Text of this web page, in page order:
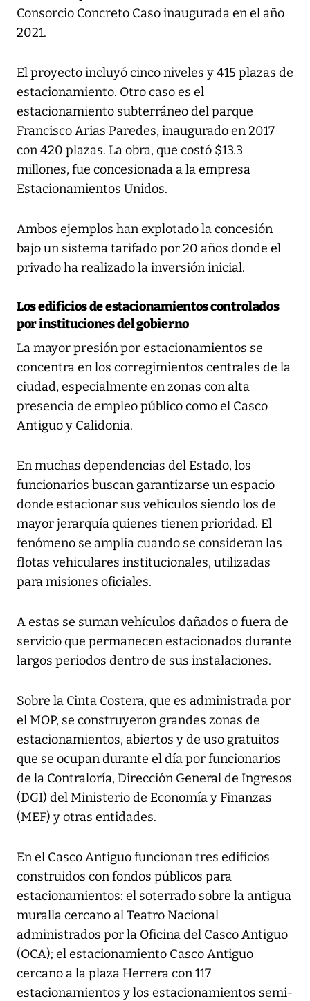
Consorcio Concreto Caso inaugurada en el año
2021.
El proyecto incluyó cinco niveles y 415 plazas de
estacionamiento. Otro caso es el
estacionamiento subterráneo del parque
Francisco Arias Paredes, inaugurado en 2017
con 420 plazas. La obra, que costó $13.3
millones, fue concesionada a la empresa
Estacionamientos Unidos.
Ambos ejemplos han explotado la concesión
bajo un sistema tarifado por 20 años donde el
privado ha realizado la inversión inicial.
Los edificios de estacionamientos controlados
por instituciones del gobierno
La mayor presión por estacionamientos se
concentra en los corregimientos centrales de la
ciudad, especialmente en zonas con alta
presencia de empleo público como el Casco
Antiguo y Calidonia.
En muchas dependencias del Estado, los
funcionarios buscan garantizarse un espacio
donde estacionar sus vehículos siendo los de
mayor jerarquía quienes tienen prioridad. El
fenómeno se amplía cuando se consideran las
flotas vehiculares institucionales, utilizadas
para misiones oficiales.
A estas se suman vehículos dañados o fuera de
servicio que permanecen estacionados durante
largos periodos dentro de sus instalaciones.
Sobre la Cinta Costera, que es administrada por
el MOP, se construyeron grandes zonas de
estacionamientos, abiertos y de uso gratuitos
que se ocupan durante el día por funcionarios
de la Contraloría, Dirección General de Ingresos
(DGI) del Ministerio de Economía y Finanzas
(MEF) y otras entidades.
En el Casco Antiguo funcionan tres edificios
construidos con fondos públicos para
estacionamientos: el soterrado sobre la antigua
muralla cercano al Teatro Nacional
administrados por la Oficina del Casco Antiguo
(OCA); el estacionamiento Casco Antiguo
cercano a la plaza Herrera con 117
estacionamientos y los estacionamientos semi-